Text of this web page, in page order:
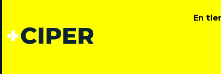
En
Todos los derechos reservados © 2007-2026